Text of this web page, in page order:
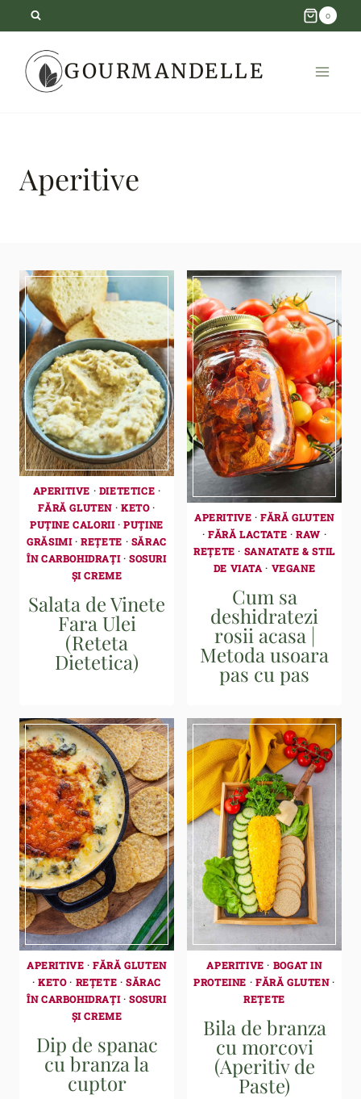
content
0
GOURMANDELLE
Aperitive
APERITIVE · DIETETICE ·
FĂRĂ GLUTEN · KETO·
PUȚINE CALORII·PUȚINE
GRĂSIMI·REȚETE · SĂRAC
ÎN CARBOHIDRAȚI·SOSURI
ȘI CREME
Salata de Vinete
Fara Ulei
(Reteta
Dietetica)
APERITIVE ·FĂRĂ GLUTEN
·FĂRĂ LACTATE ·RAW ·
REȚETE · SANATATE & STIL
DE VIATA · VEGANE
Cum sa
deshidratezi
rosii acasa |
Metoda usoara
pas cu pas
APERITIVE ·FĂRĂ GLUTEN
·KETO· REȚETE · SĂRAC
ÎN CARBOHIDRAȚI·SOSURI
ȘI CREME
Dip de spanac
cu branza la
cuptor
APERITIVE · BOGAT IN
PROTEINE · FĂRĂ GLUTEN·
REȚETE
Bila de branza
cu morcovi
(Aperitiv de
Paste)